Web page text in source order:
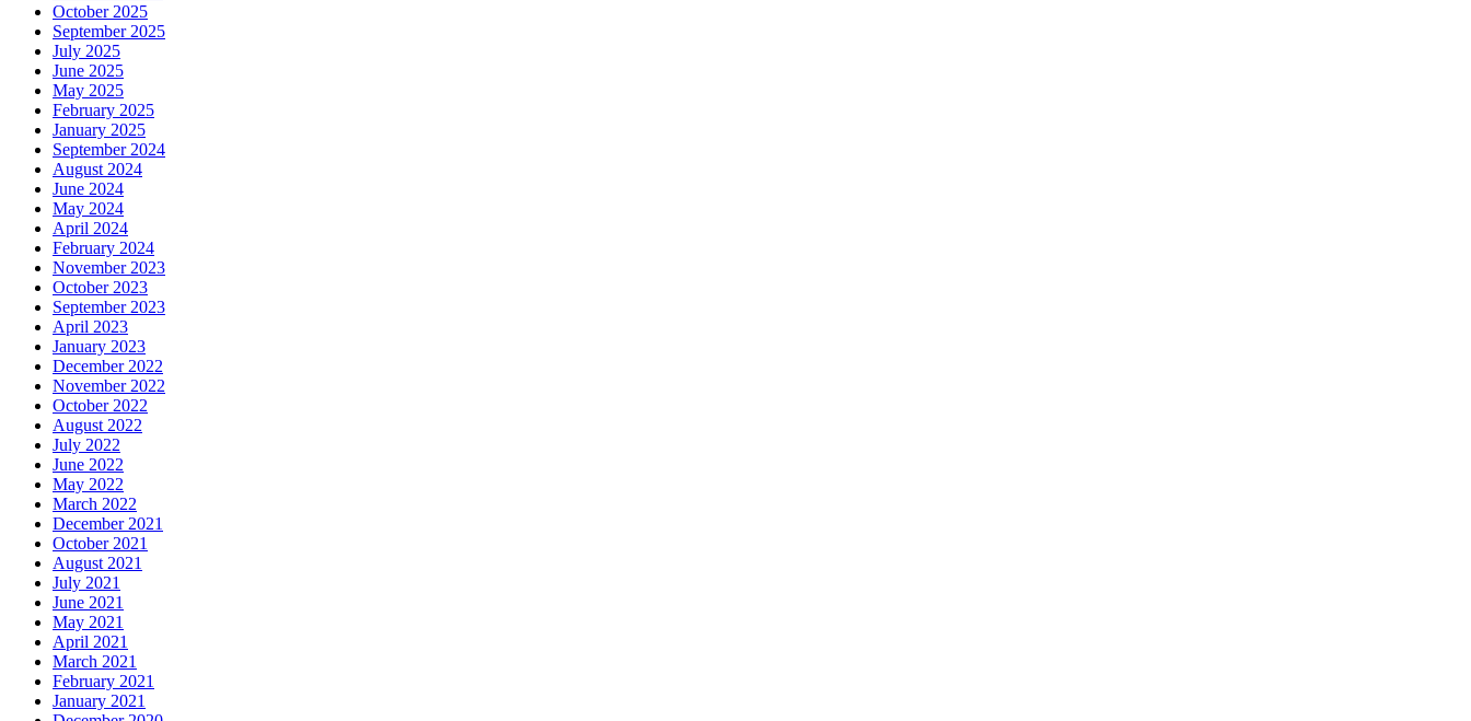
October 2025
September 2025
July 2025
June 2025
May 2025
February 2025
January 2025
September 2024
August 2024
June 2024
May 2024
April 2024
February 2024
November 2023
October 2023
September 2023
April 2023
January 2023
December 2022
November 2022
October 2022
August 2022
July 2022
June 2022
May 2022
March 2022
December 2021
October 2021
August 2021
July 2021
June 2021
May 2021
April 2021
March 2021
February 2021
January 2021